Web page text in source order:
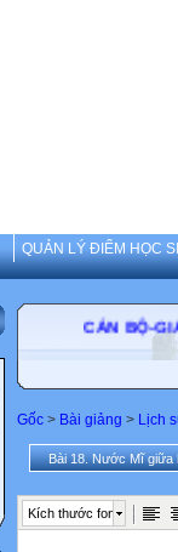
QUẢN LÝ ĐIỂM HỌC
CÁN
Gốc > Bài giảng > Lịch
Bài 18. Nước Mĩ giữa
Kích thước font